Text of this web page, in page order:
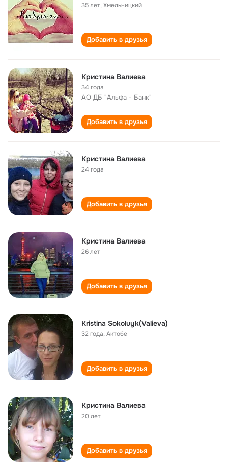
35 лет,Хмельницкий
Добавить в друзья
Кристина Валиева
34 года
АО ДБ "Альфа - Банк"
Добавить в друзья
Кристина Валиева
24 года
Добавить в друзья
Кристина Валиева
26 лет
Добавить в друзья
Kristina Sokoluyk(Valieva)
32 года,Актобе
Добавить в друзья
Кристина Валиева
20 лет
Добавить в друзья